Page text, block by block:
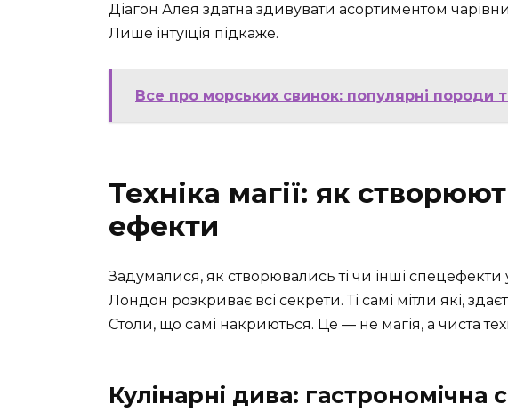
Діагон Алея здатна здивувати асортиментом
Лише інтуїція підкаже.
Все про морських свинок: популярні породи
Техніка магії: як
ефекти
Задумалися, як створювались ті чи інші спецефекти
Лондон розкриває всі секрети. Ті самі мітли які,
Столи, що самі накриються. Це — не магія, а чиста
Кулінарні дива: гастрономічна